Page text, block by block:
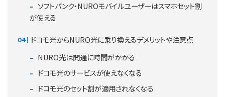
ソフトバンク・NUROモバイルユーザーはスマホセット割
が使える
ドコモ光からNURO光に乗り換えるデメリットや注意点
NURO光は開通に時間がかかる
ドコモ光のサービスが使えなくなる
ドコモ光のセット割が適用されなくなる